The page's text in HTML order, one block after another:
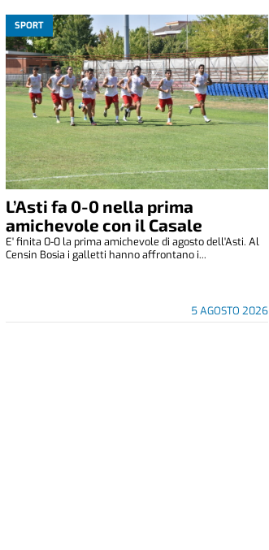
SPORT
L’Asti fa 0-0 nella prima
amichevole con il Casale
5 AGOSTO 2026
E' finita 0-0 la prima amichevole di agosto dell'Asti. Al
Censin Bosia i galletti hanno affrontano i...